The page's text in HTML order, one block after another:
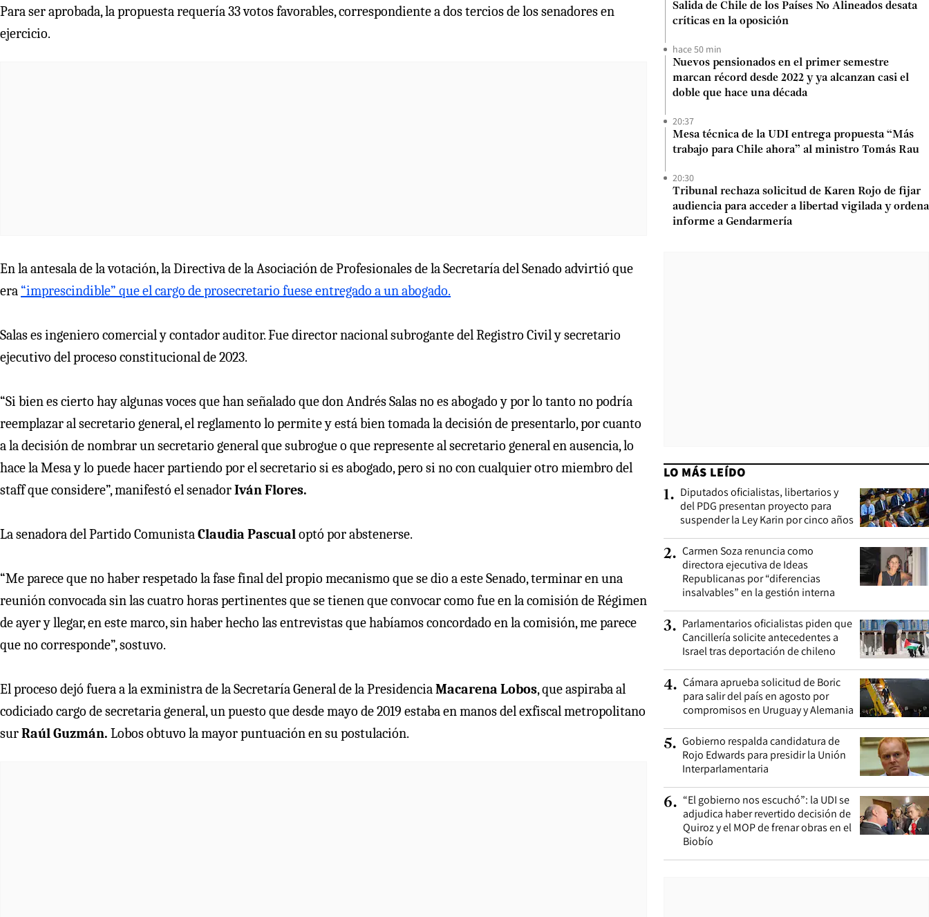
Para ser aprobada, la propuesta requería 33 votos favorables, correspondiente a dos tercios de los senadores en
ejercicio.
En la antesala de la votación, la Directiva de la Asociación de Profesionales de la Secretaría del Senado advirtió que
era “imprescindible” que el cargo de prosecretario fuese entregado a un abogado.
Salas es ingeniero comercial y contador auditor. Fue director nacional subrogante del Registro Civil y secretario
ejecutivo del proceso constitucional de 2023.
“Si bien es cierto hay algunas voces que han señalado que don Andrés Salas no es abogado y por lo tanto no podría
reemplazar al secretario general, el reglamento lo permite y está bien tomada la decisión de presentarlo, por cuanto
a la decisión de nombrar un secretario general que subrogue o que represente al secretario general en ausencia, lo
hace la Mesa y lo puede hacer partiendo por el secretario si es abogado, pero si no con cualquier otro miembro del
staff que considere”, manifestó el senadorIván Flores.
La senadora del Partido ComunistaClaudia Pascualoptó por abstenerse.
“Me parece que no haber respetado la fase final del propio mecanismo que se dio a este Senado, terminar en una
reunión convocada sin las cuatro horas pertinentes que se tienen que convocar como fue en la comisión de Régimen
de ayer y llegar, en este marco, sin haber hecho las entrevistas que habíamos concordado en la comisión, me parece
que no corresponde”, sostuvo.
El proceso dejó fuera a la exministra de la Secretaría General de la PresidenciaMacarena Lobos, que aspiraba al
codiciado cargo de secretaria general, un puesto que desde mayo de 2019 estaba en manos del exfiscal metropolitano
surRaúl Guzmán. Lobos obtuvo la mayor puntuación en su postulación.
Salida de Chile de los Países No Alineados desata
críticas en la oposición
hace 50 min
Nuevos pensionados en el primer semestre
marcan récord desde 2022 y ya alcanzan casi el
doble que hace una década
20:37
Mesa técnica de la UDI entrega propuesta “Más
trabajo para Chile ahora” al ministro Tomás Rau
20:30
Tribunal rechaza solicitud de Karen Rojo de fijar
audiencia para acceder a libertad vigilada y ordena
informe a Gendarmería
LO MÁS LEÍDO
1. Diputados oficialistas, libertarios y
del PDG presentan proyecto para
suspender la Ley Karin por cinco años
2. Carmen Soza renuncia como
directora ejecutiva de Ideas
Republicanas por “diferencias
insalvables” en la gestión interna
3. Parlamentarios oficialistas piden que
Cancillería solicite antecedentes a
Israel tras deportación de chileno
4. Cámara aprueba solicitud de Boric
para salir del país en agosto por
compromisos en Uruguay y Alemania
5. Gobierno respalda candidatura de
Rojo Edwards para presidir la Unión
Interparlamentaria
6. “El gobierno nos escuchó”: la UDI se
adjudica haber revertido decisión de
Quiroz y el MOP de frenar obras en el
Biobío